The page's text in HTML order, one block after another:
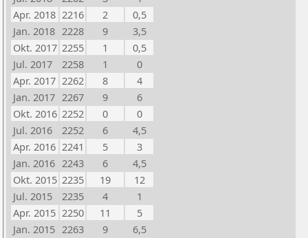
Apr. 2018 2216 2
0,5
Jan. 2018 2228 9
3,5
Okt. 2017 2255 1
0,5
Jul. 2017
2258 1
0
Apr. 2017 2262 8
4
Jan. 2017 2267 9
6
Okt. 2016 2252 0
0
Jul. 2016
2252 6
4,5
Apr. 2016 2241 5
3
Jan. 2016 2243 6
4,5
Okt. 2015 2235 19
12
Jul. 2015
2235 4
1
Apr. 2015 2250 11
5
Jan. 2015 2263 9
6,5